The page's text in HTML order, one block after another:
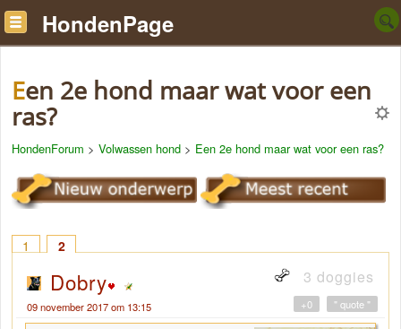
HondenPage
Een 2e hond maar wat voor een
ras?
HondenForum > Volwassen hond > Een 2e hond maar wat voor een ras?
1 2
Dobry 3 doggies
09 november 2017 om 13:15 " quote "
+0